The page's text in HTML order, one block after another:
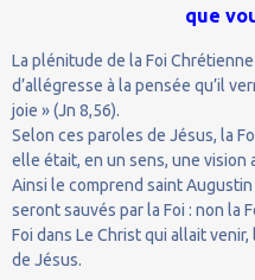
que
La plénitude de la Foi
d’allégresse à la pensée qu’il
joie » (Jn 8,56).
Selon ces paroles de Jésus, la
elle était, en un sens, une vision
Ainsi le comprend saint
seront sauvés par la Foi : non la
Foi dans Le Christ qui allait
de Jésus.